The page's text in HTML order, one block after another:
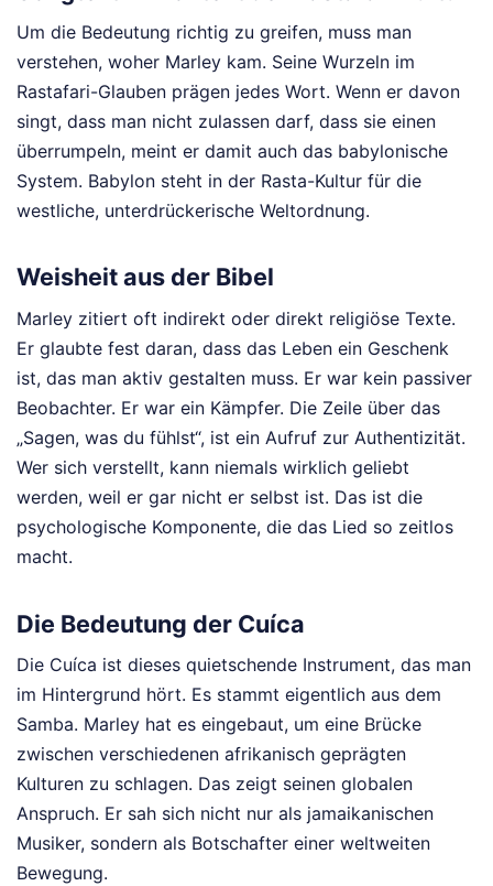
Um die Bedeutung richtig zu greifen, muss man
verstehen, woher Marley kam. Seine Wurzeln im
Rastafari-Glauben prägen jedes Wort. Wenn er davon
singt, dass man nicht zulassen darf, dass sie einen
überrumpeln, meint er damit auch das babylonische
System. Babylon steht in der Rasta-Kultur für die
westliche, unterdrückerische Weltordnung.
Weisheit aus der Bibel
Marley zitiert oft indirekt oder direkt religiöse Texte.
Er glaubte fest daran, dass das Leben ein Geschenk
ist, das man aktiv gestalten muss. Er war kein passiver
Beobachter. Er war ein Kämpfer. Die Zeile über das
„Sagen, was du fühlst“, ist ein Aufruf zur Authentizität.
Wer sich verstellt, kann niemals wirklich geliebt
werden, weil er gar nicht er selbst ist. Das ist die
psychologische Komponente, die das Lied so zeitlos
macht.
Die Bedeutung der Cuíca
Die Cuíca ist dieses quietschende Instrument, das man
im Hintergrund hört. Es stammt eigentlich aus dem
Samba. Marley hat es eingebaut, um eine Brücke
zwischen verschiedenen afrikanisch geprägten
Kulturen zu schlagen. Das zeigt seinen globalen
Anspruch. Er sah sich nicht nur als jamaikanischen
Musiker, sondern als Botschafter einer weltweiten
Bewegung.